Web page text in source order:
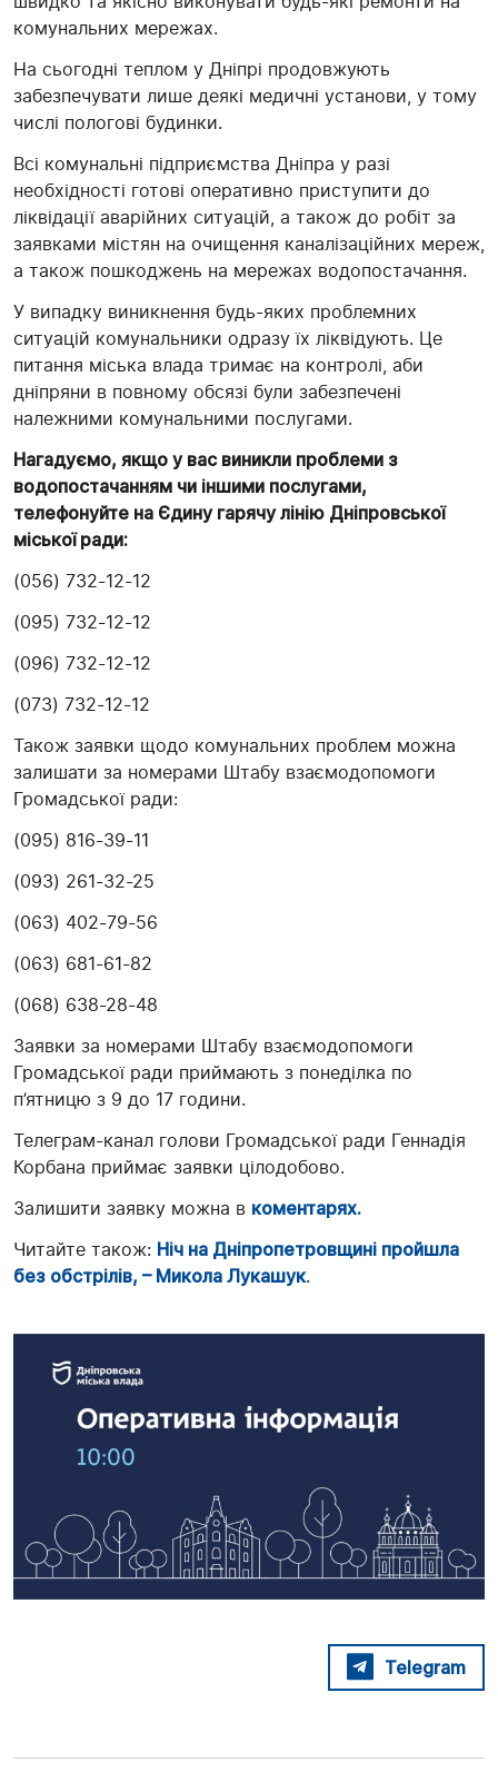
комунальних мережах.
На сьогодні теплом у Дніпрі продовжують
забезпечувати лише деякі медичні установи, у тому
числі пологові будинки.
Всі комунальні підприємства Дніпра у разі
необхідності готові оперативно приступити до
ліквідації аварійних ситуацій, а також до робіт за
заявками містян на очищення каналізаційних мереж,
а також пошкоджень на мережах водопостачання.
У випадку виникнення будь-яких проблемних
ситуацій комунальники одразу їх ліквідують. Це
питання міська влада тримає на контролі, аби
дніпряни в повному обсязі були забезпечені
належними комунальними послугами.
Нагадуємо, якщо у вас виникли проблеми з
водопостачанням чи іншими послугами,
телефонуйте на Єдину гарячу лінію Дніпровської
міської ради:
(056) 732-12-12
(095) 732-12-12
(096) 732-12-12
(073) 732-12-12
Також заявки щодо комунальних проблем можна
залишати за номерами Штабу взаємодопомоги
Громадської ради:
(095) 816-39-11
(093) 261-32-25
(063) 402-79-56
(063) 681-61-82
(068) 638-28-48
Заявки за номерами Штабу взаємодопомоги
Громадської ради приймають з понеділка по
п’ятницю з 9 до 17 години.
Телеграм-канал голови Громадської ради Геннадія
Корбана приймає заявки цілодобово.
Залишити заявку можна в коментарях.
Читайте також: Ніч на Дніпропетровщині пройшла
без обстрілів, – Микола Лукашук.
Telegram